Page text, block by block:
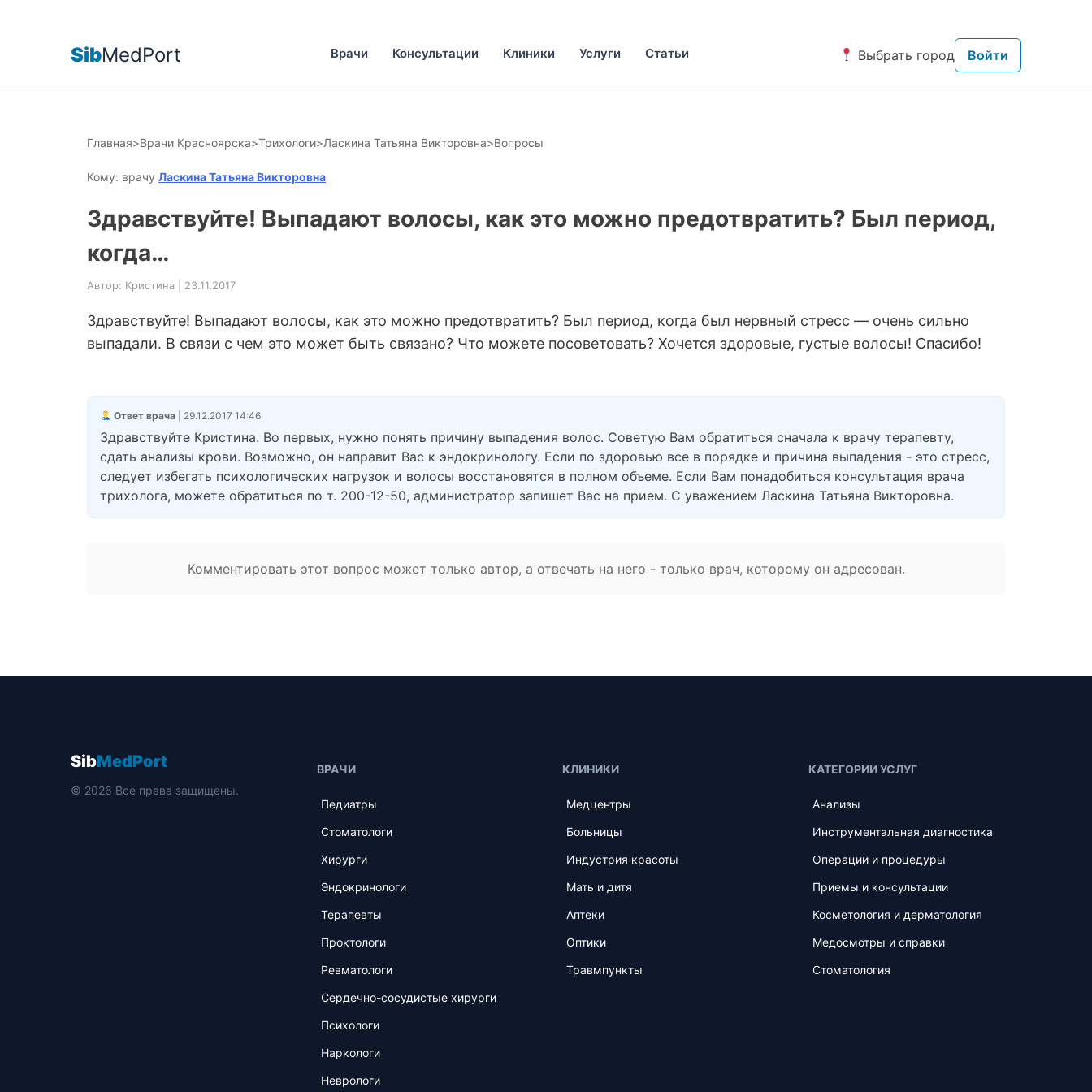
SibMedPort Врачи Консультации Клиники Услуги Статьи Выбрать город Войти
Главная>Врачи Красноярска>Трихологи>Ласкина Татьяна Викторовна>Вопросы
Кому: врачу Ласкина Татьяна Викторовна
Здравствуйте! Выпада­ют волосы, как это мо­жно предотвратить? Бы­л период,
когда…
Автор: Кристина | 23.11.2017
Здравствуйте! Выпада­ют волосы, как это мо­жно предотвратить? Бы­л период, когда был н­ервный стресс — очень­ сильно
выпадали. В с­вязи с чем это может ­быть связано? Что можете посоветовать? Хочется­ здоровые, густые вол­осы! Спасибо!
Ответ врача| 29.12.2017 14:46
Здравствуйте Кристина. Во первых, нужно понять причину выпадения волос. Советую Вам обратиться сначала к врачу терапевту,
сдать анализы крови. Возможно, он направит Вас к эндокринологу. Если по здоровью все в порядке и причина выпадения - это стресс,
следует избегать психологических нагрузок и волосы восстановятся в полном объеме. Если Вам понадобиться консультация врача
трихолога, можете обратиться по т. 200-12-50, администратор запишет Вас на прием. С уважением Ласкина Татьяна Викторовна.
Комментировать этот вопрос может только автор, а отвечать на него - только врач, которому он адресован.
SibMedPort
© 2026 Все права защищены.
ВРАЧИ
Педиатры
Стоматологи
Хирурги
Эндокринологи
Терапевты
Проктологи
Ревматологи
Сердечно-сосудистые хирурги
Психологи
Наркологи
Неврологи
КЛИНИКИ
Медцентры
Больницы
Индустрия красоты
Мать и дитя
Аптеки
Оптики
Травмпункты
КАТЕГОРИИ УСЛУГ
Анализы
Инструментальная диагностика
Операции и процедуры
Приемы и консультации
Косметология и дерматология
Медосмотры и справки
Стоматология